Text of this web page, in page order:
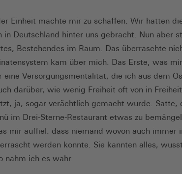
Einheit machte mir zu schaffen. Wir hatten
in Deutschland hinter uns gebracht. Nun aber
Bestehendes im Raum. Das überraschte
kam über mich. Das Erste, was
Versorgungsmentalität, die ich aus dem
darüber, wie wenig Freiheit oft von in Freiheit
ja, sogar verächtlich gemacht wurde. Satte,
im Drei-Sterne-Restaurant etwas zu
mir auffiel: dass niemand wovon auch immer
werden konnte. Sie kannten alles,
nahm ich es wahr.